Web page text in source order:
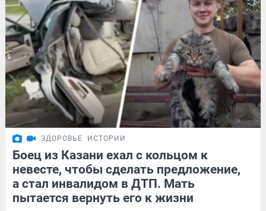
ЗДОРОВЬЕ ИСТОРИИ
Боец из Казани ехал с кольцом к
невесте, чтобы сделать предложение,
а стал инвалидом в ДТП. Мать
пытается вернуть его к жизни